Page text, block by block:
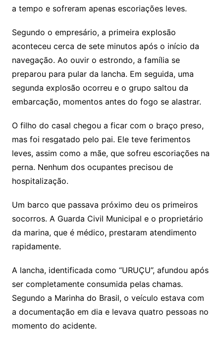
a tempo e sofreram apenas escoriações leves.
Segundo o empresário, a primeira explosão
aconteceu cerca de sete minutos após o início da
navegação. Ao ouvir o estrondo, a família se
preparou para pular da lancha. Em seguida, uma
segunda explosão ocorreu e o grupo saltou da
embarcação, momentos antes do fogo se alastrar.
O filho do casal chegou a ficar com o braço preso,
mas foi resgatado pelo pai. Ele teve ferimentos
leves, assim como a mãe, que sofreu escoriações na
perna. Nenhum dos ocupantes precisou de
hospitalização.
Um barco que passava próximo deu os primeiros
socorros. A Guarda Civil Municipal e o proprietário
da marina, que é médico, prestaram atendimento
rapidamente.
A lancha, identificada como “URUÇU”, afundou após
ser completamente consumida pelas chamas.
Segundo a Marinha do Brasil, o veículo estava com
a documentação em dia e levava quatro pessoas no
momento do acidente.